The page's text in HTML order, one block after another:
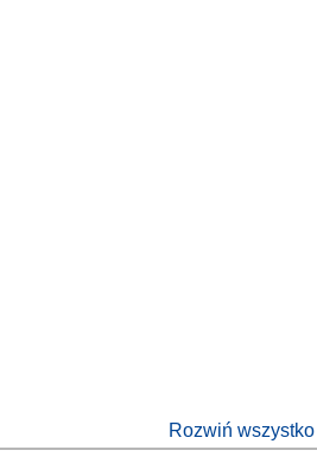
otworzy się w nowym oknie)
Rozwiń wszystko